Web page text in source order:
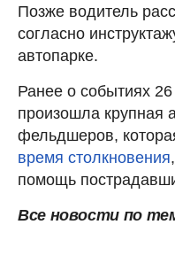
Позже водитель
согласно
автопарке.
Ранее о событиях
произошла крупная
фельдшеров,
время столкновения
помощь
Все новости по